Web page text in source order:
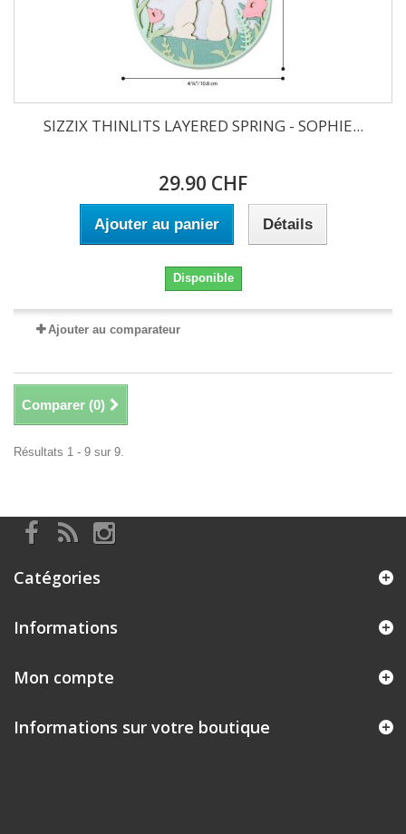
SIZZIX THINLITS LAYERED SPRING - SOPHIE...
29.90 CHF
Ajouter au panier Détails
Disponible
Ajouter au comparateur
Comparer (0)
Résultats 1 - 9 sur 9.
Catégories
Informations
Mon compte
Informations sur votre boutique